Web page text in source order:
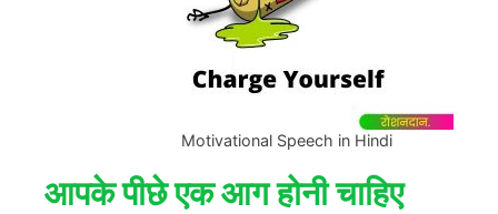
Motivational Speech in Hindi
आपके पीछे एक आग होनी चाहिए